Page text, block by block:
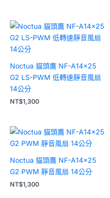
Noctua 貓頭鷹 NF-A14x25
G2 LS-PWM 低轉速靜音風扇
14公分
NT$1,300
Noctua 貓頭鷹 NF-A14x25
G2 PWM 靜音風扇 14公分
NT$1,300